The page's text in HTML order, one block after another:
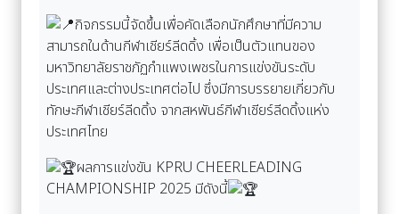
กิจกรรมนี้จัดขึ้นเพื่อคัดเลือกนักศึกษาที่มีความ
สามารถในด้านกีฬาเชียร์ลีดดิ้ง เพื่อเป็นตัวแทนของ
มหาวิทยาลัยราชภัฏกำแพงเพชรในการแข่งขันระดับ
ประเทศและต่างประเทศต่อไป ซึ่งมีการบรรยายเกี่ยวกับ
ทักษะกีฬาเชียร์ลีดดิ้ง จากสหพันธ์กีฬาเชียร์ลีดดิ้งแห่ง
ประเทศไทย
ผลการแข่งขัน KPRU CHEERLEADING
CHAMPIONSHIP 2025 มีดังนี้